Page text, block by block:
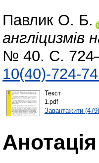
Павлик О. Б.
англіцизмів
№ 40. С.
10(40)-724-
Текст
1.pdf
Завантажити
Анотація